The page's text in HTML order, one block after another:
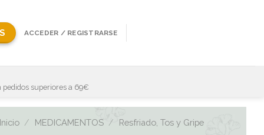
ACCEDER / REGISTRARSE
pedidos superiores a 69€
/ MEDICAMENTOS / Resfriado, Tos y Gripe